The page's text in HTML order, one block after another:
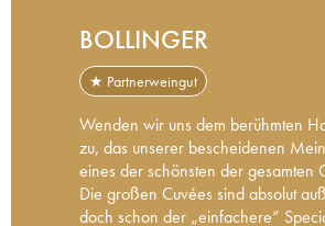
BOLLINGER
★ Partnerweingut
Wenden wir uns dem berühmten
zu, das unserer bescheidenen
eines der schönsten der gesamten
Die großen Cuvées sind absolut
doch schon der „einfachere“